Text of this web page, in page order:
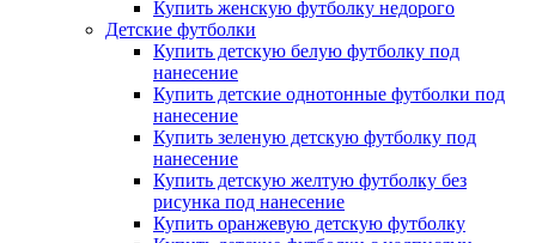
Купить женскую футболку недорого
Детские футболки
Купить детскую белую футболку под
нанесение
Купить детские однотонные футболки под
нанесение
Купить зеленую детскую футболку под
нанесение
Купить детскую желтую футболку без
рисунка под нанесение
Купить оранжевую детскую футболку